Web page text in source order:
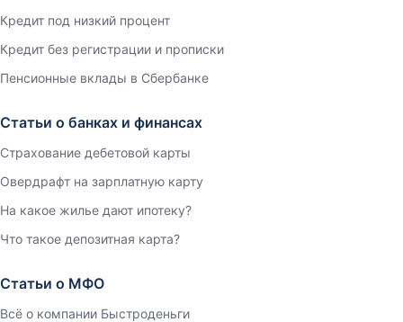
Кредит под низкий процент
Кредит без регистрации и прописки
Пенсионные вклады в Сбербанке
Статьи о банках и финансах
Страхование дебетовой карты
Овердрафт на зарплатную карту
На какое жилье дают ипотеку?
Что такое депозитная карта?
Статьи о МФО
Всё о компании Быстроденьги